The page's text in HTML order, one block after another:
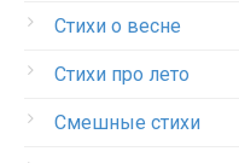
Стихи о весне
Стихи про лето
Смешные стихи